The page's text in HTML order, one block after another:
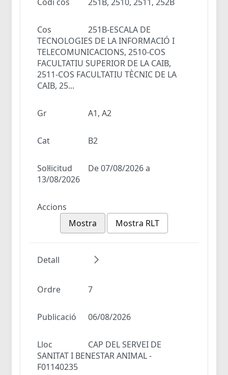
Cos
251B-ESCALA DE
TECNOLOGIES DE LA INFORMACIÓ I
TELECOMUNICACIONS, 2510-COS
FACULTATIU SUPERIOR DE LA CAIB,
2511-COS FACULTATIU TÈCNIC DE LA
CAIB, 25...
Gr A1, A2
Cat B2
Sol·licitud
De 07/08/2026 a
13/08/2026
Accions
Mostra
Mostra RLT
Detall
Ordre 7
Publicació 06/08/2026
Lloc
CAP DEL SERVEI DE
SANITAT I BENESTAR ANIMAL -
F01140235